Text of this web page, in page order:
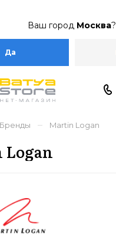
Ваш город Москва?
Да
Бренды – Martin Logan